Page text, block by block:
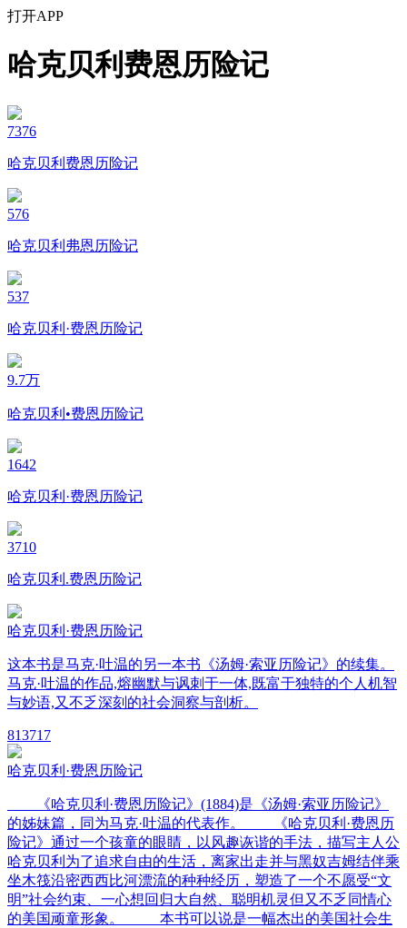
打开APP
哈克贝利费恩历险记
7376
哈克贝利费恩历险记
576
哈克贝利弗恩历险记
537
哈克贝利·费恩历险记
9.7万
哈克贝利•费恩历险记
1642
哈克贝利·费恩历险记
3710
哈克贝利.费恩历险记
哈克贝利·费恩历险记
这本书是马克·吐温的另一本书《汤姆·索亚历险记》的续集。
马克·吐温的作品,熔幽默与讽刺于一体,既富于独特的个人机智
与妙语,又不乏深刻的社会洞察与剖析。
813717
哈克贝利·费恩历险记
《哈克贝利·费恩历险记》(1884)是《汤姆·索亚历险记》
的姊妹篇，同为马克·吐温的代表作。 《哈克贝利·费恩历
险记》通过一个孩童的眼睛，以风趣诙谐的手法，描写主人公
哈克贝利为了追求自由的生活，离家出走并与黑奴吉姆结伴乘
坐木筏沿密西西比河漂流的种种经历，塑造了一个不愿受“文
明”社会约束、一心想回归大自然、聪明机灵但又不乏同情心
的美国顽童形象。 本书可以说是一幅杰出的美国社会生